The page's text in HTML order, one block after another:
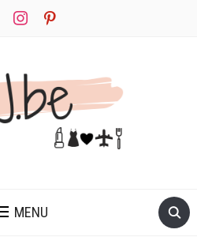
instagrampinterest
MENU